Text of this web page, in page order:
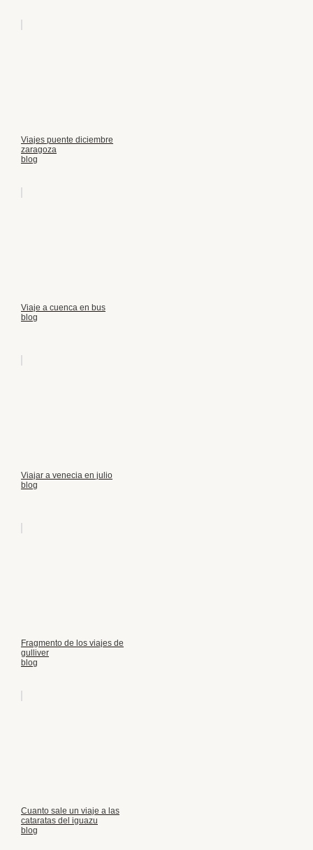
Viajes puente diciembre
zaragoza
blog
Viaje a cuenca en bus
blog
Viajar a venecia en julio
blog
Fragmento de los viajes de
gulliver
blog
Cuanto sale un viaje a las
cataratas del iguazu
blog